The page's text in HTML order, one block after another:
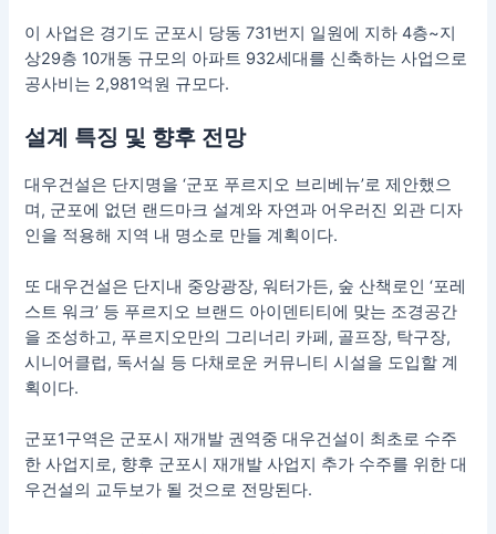
이 사업은 경기도 군포시 당동 731번지 일원에 지하 4층~지
상29층 10개동 규모의 아파트 932세대를 신축하는 사업으로
공사비는 2,981억원 규모다.
설계 특징 및 향후 전망
대우건설은 단지명을 ‘군포 푸르지오 브리베뉴’로 제안했으
며, 군포에 없던 랜드마크 설계와 자연과 어우러진 외관 디자
인을 적용해 지역 내 명소로 만들 계획이다.
또 대우건설은 단지내 중앙광장, 워터가든, 숲 산책로인 ‘포레
스트 워크’ 등 푸르지오 브랜드 아이덴티티에 맞는 조경공간
을 조성하고, 푸르지오만의 그리너리 카페, 골프장, 탁구장,
시니어클럽, 독서실 등 다채로운 커뮤니티 시설을 도입할 계
획이다.
군포1구역은 군포시 재개발 권역중 대우건설이 최초로 수주
한 사업지로, 향후 군포시 재개발 사업지 추가 수주를 위한 대
우건설의 교두보가 될 것으로 전망된다.